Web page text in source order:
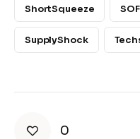
ShortSqueeze
SupplyShock
0